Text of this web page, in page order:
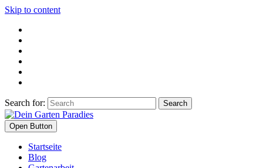
Skip to content
Search for:
Open Button
Startseite
Blog